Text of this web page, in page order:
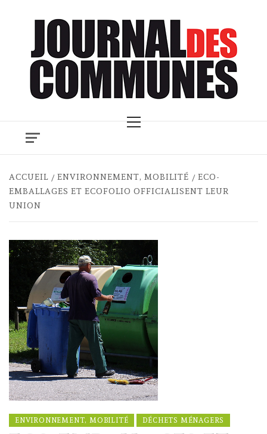
Menu
ACCUEIL ENVIRONNEMENT, MOBILITÉ
ECO-
EMBALLAGES ET ECOFOLIO OFFICIALISENT LEUR
UNION
ENVIRONNEMENT, MOBILITÉ DÉCHETS MÉNAGERS